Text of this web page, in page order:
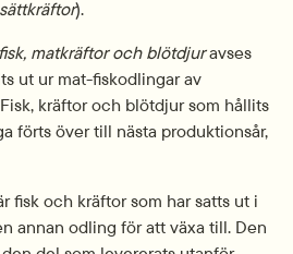
).
matkräftor och blötdjur avses
ut ur mat-fiskodlingar av
kräftor och blötdjur som hållits
förts över till nästa produktionsår,
fisk och kräftor som har satts ut i
annan odling för att växa till. Den